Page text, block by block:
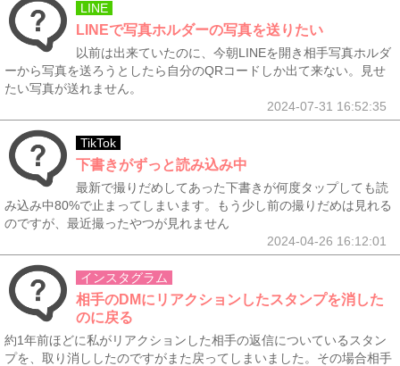
LINE
LINEで写真ホルダーの写真を送りたい
以前は出来ていたのに、今朝LINEを開き相手写真ホルダ
ーから写真を送ろうとしたら自分のQRコードしか出て来ない。見せ
たい写真が送れません。
2024-07-31 16:52:35
TikTok
下書きがずっと読み込み中
最新で撮りだめしてあった下書きが何度タップしても読
み込み中80%で止まってしまいます。もう少し前の撮りだめは見れる
のですが、最近撮ったやつが見れません
2024-04-26 16:12:01
インスタグラム
相手のDMにリアクションしたスタンプを消した
のに戻る
約1年前ほどに私がリアクションした相手の返信についているスタン
プを、取り消ししたのですがまた戻ってしまいました。その場合相手